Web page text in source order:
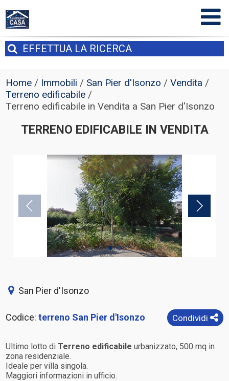
EFFETTUA LA RICERCA
Home / Immobili / San Pier d'Isonzo /Vendita /
Terreno edificabile /
Terreno edificabile in Vendita a San Pier d'Isonzo
TERRENO EDIFICABILE IN VENDITA
San Pier d'Isonzo
Condividi
Codice:terreno San Pier d'Isonzo
Ultimo lotto diTerreno edificabile urbanizzato, 500 mq in
zona residenziale.
Ideale per villa singola.
Maggiori informazioni in ufficio.